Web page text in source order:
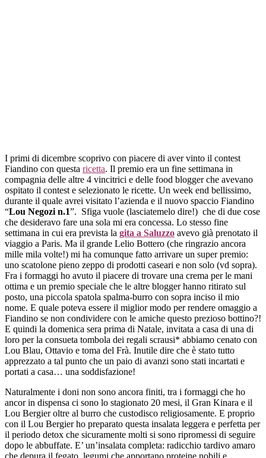
I primi di dicembre scoprivo con piacere di aver vinto il contest
Fiandino con questa ricetta. Il premio era un fine settimana in
compagnia delle altre 4 vincitrici e delle food blogger che avevano
ospitato il contest e selezionato le ricette. Un week end bellissimo,
durante il quale avrei visitato l’azienda e il nuovo spaccio Fiandino
“Lou Negozi n.1”. Sfiga vuole (lasciatemelo dire!) che di due cose
che desideravo fare una sola mi era concessa. Lo stesso fine
settimana in cui era prevista la gita a Saluzzo avevo già prenotato il
viaggio a Paris. Ma il grande Lelio Bottero (che ringrazio ancora
mille mila volte!) mi ha comunque fatto arrivare un super premio:
uno scatolone pieno zeppo di prodotti caseari e non solo (vd sopra).
Fra i formaggi ho avuto il piacere di trovare una crema per le mani
ottima e un premio speciale che le altre blogger hanno ritirato sul
posto, una piccola spatola spalma-burro con sopra inciso il mio
nome. E quale poteva essere il miglior modo per rendere omaggio a
Fiandino se non condividere con le amiche questo prezioso bottino?!
E quindi la domenica sera prima di Natale, invitata a casa di una di
loro per la consueta tombola dei regali scrausi* abbiamo cenato con
Lou Blau, Ottavio e toma del Frà. Inutile dire che è stato tutto
apprezzato a tal punto che un paio di avanzi sono stati incartati e
portati a casa… una soddisfazione!
Naturalmente i doni non sono ancora finiti, tra i formaggi che ho
ancor in dispensa ci sono lo stagionato 20 mesi, il Gran Kinara e il
Lou Bergier oltre al burro che custodisco religiosamente. E proprio
con il Lou Bergier ho preparato questa insalata leggera e perfetta per
il periodo detox che sicuramente molti si sono ripromessi di seguire
dopo le abbuffate. E’ un’insalata completa: radicchio tardivo amaro
che depura il fegato, legumi che apportano proteine nobili e